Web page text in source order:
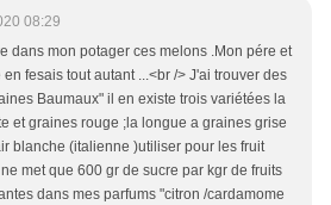
08:29
dans mon potager ces melons .Mon pére et
fesais tout autant ...<br /> J'ai trouver des
Baumaux" il en existe trois variétées la
et graines rouge ;la longue a graines grise
blanche (italienne )utiliser pour les fruit
met que 600 gr de sucre par kgr de fruits
dans mes parfums "citron /cardamome